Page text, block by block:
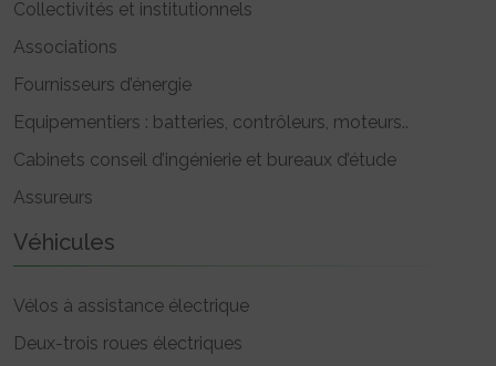
Collectivités et institutionnels
Associations
Fournisseurs d’énergie
Equipementiers : batteries, contrôleurs, moteurs..
Cabinets conseil d’ingénierie et bureaux d’étude
Assureurs
Véhicules
Vélos à assistance électrique
Deux-trois roues électriques